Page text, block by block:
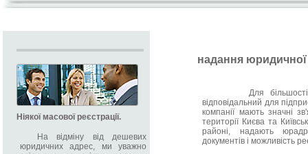
Ніякої масової реєстрації.
На відміну від дешевих
юридичних адрес, ми уважно
надання
Для більшості
відповідальний для
компанії мають значні
території Києва та
районі, надають
документів і можливість